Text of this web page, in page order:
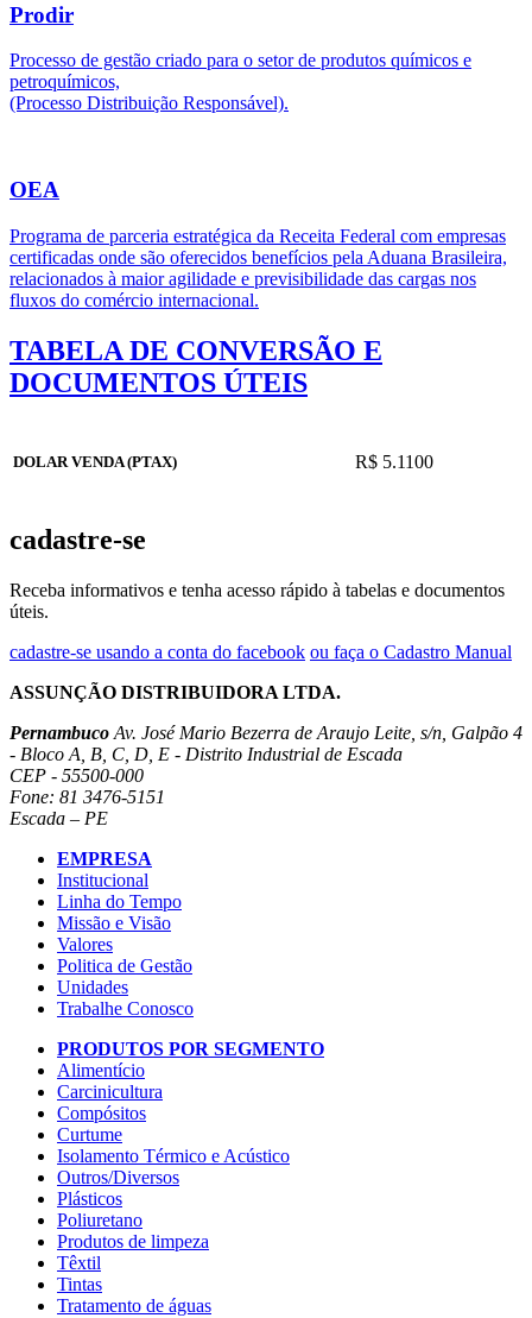
Prodir
Processo de gestão criado para o setor de produtos químicos e
petroquímicos,
(Processo Distribuição Responsável).
OEA
Programa de parceria estratégica da Receita Federal com empresas
certificadas onde são oferecidos benefícios pela Aduana Brasileira,
relacionados à maior agilidade e previsibilidade das cargas nos
fluxos do comércio internacional.
TABELA DE CONVERSÃO E
DOCUMENTOS ÚTEIS
DOLAR VENDA (PTAX) R$ 5.1100
cadastre-se
Receba informativos e tenha acesso rápido à tabelas e documentos
úteis.
cadastre-se usando a conta do facebook ou faça o Cadastro Manual
ASSUNÇÃO DISTRIBUIDORA LTDA.
Pernambuco Av. José Mario Bezerra de Araujo Leite, s/n, Galpão 4
- Bloco A, B, C, D, E - Distrito Industrial de Escada
CEP - 55500-000
Fone: 81 3476-5151
Escada – PE
EMPRESA
Institucional
Linha do Tempo
Missão e Visão
Valores
Politica de Gestão
Unidades
Trabalhe Conosco
PRODUTOS POR SEGMENTO
Alimentício
Carcinicultura
Compósitos
Curtume
Isolamento Térmico e Acústico
Outros/Diversos
Plásticos
Poliuretano
Produtos de limpeza
Têxtil
Tintas
Tratamento de águas